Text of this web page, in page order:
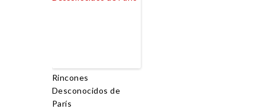
Rincones
Desconocidos de
París